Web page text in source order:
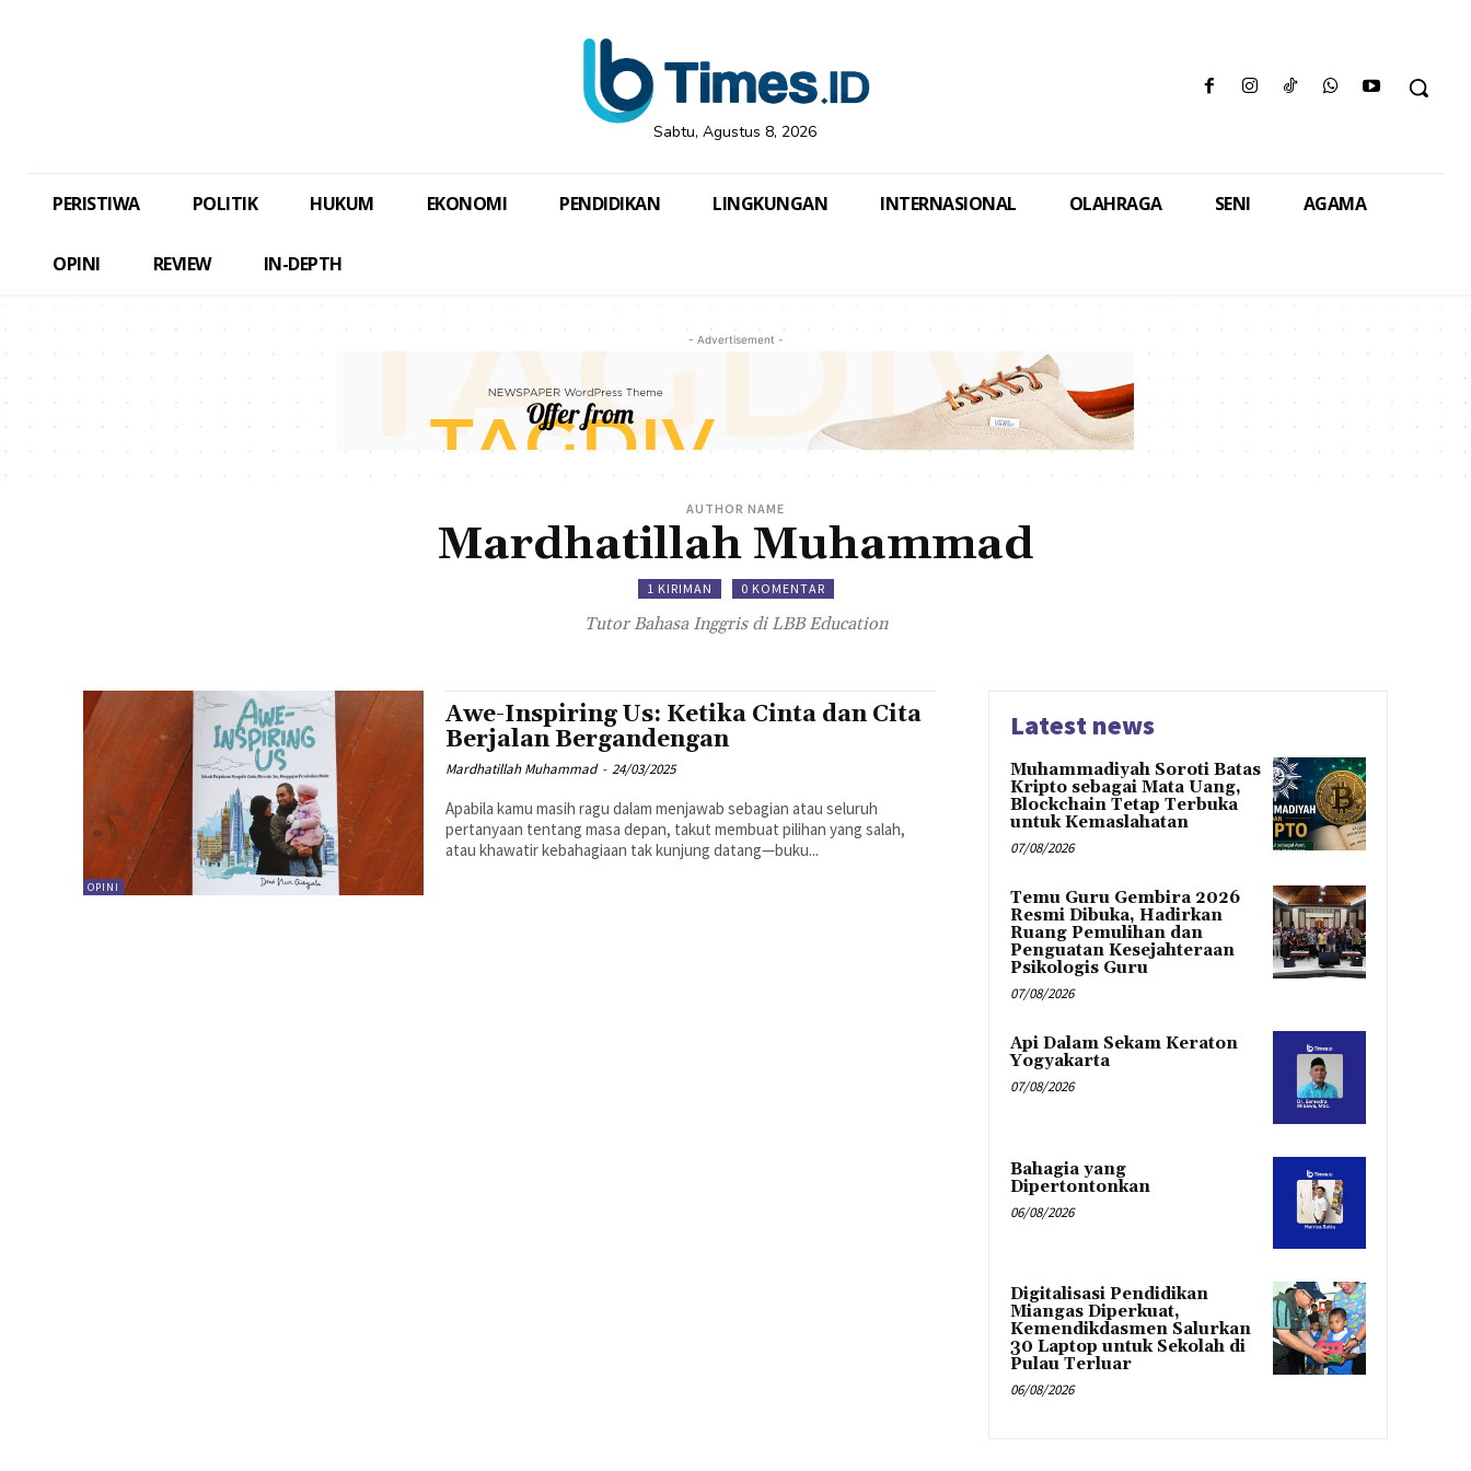
Sabtu, Agustus 8, 2026
PERISTIWA POLITIK HUKUM EKONOMI PENDIDIKAN LINGKUNGAN INTERNASIONAL OLAHRAGA SENI AGAMA
OPINI REVIEW IN-DEPTH
- Advertisement -
AUTHOR NAME
Mardhatillah Muhammad
1 KIRIMAN 0 KOMENTAR
Tutor Bahasa Inggris di LBB Education
OPINI
Awe-Inspiring Us: Ketika Cinta dan Cita
Berjalan Bergandengan
Mardhatillah Muhammad - 24/03/2025
Apabila kamu masih ragu dalam menjawab sebagian atau seluruh
pertanyaan tentang masa depan, takut membuat pilihan yang salah,
atau khawatir kebahagiaan tak kunjung datang—buku...
Latest news
Muhammadiyah Soroti Batas
Kripto sebagai Mata Uang,
Blockchain Tetap Terbuka
untuk Kemaslahatan
07/08/2026
Temu Guru Gembira 2026
Resmi Dibuka, Hadirkan
Ruang Pemulihan dan
Penguatan Kesejahteraan
Psikologis Guru
07/08/2026
Api Dalam Sekam Keraton
Yogyakarta
07/08/2026
Bahagia yang
Dipertontonkan
06/08/2026
Digitalisasi Pendidikan
Miangas Diperkuat,
Kemendikdasmen Salurkan
30 Laptop untuk Sekolah di
Pulau Terluar
06/08/2026